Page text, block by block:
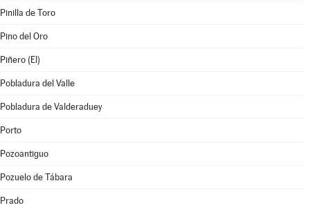
Pinilla de Toro
Pino del Oro
Piñero (El)
Pobladura del Valle
Pobladura de Valderaduey
Porto
Pozoantiguo
Pozuelo de Tábara
Prado